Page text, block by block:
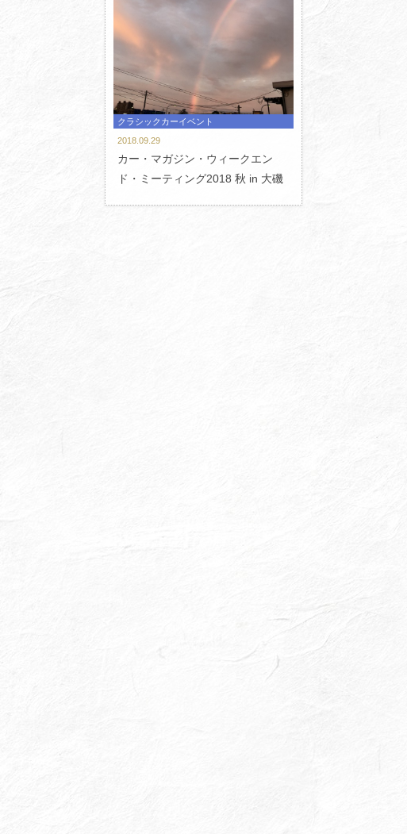
クラシックカーイベント
2018.09.29
カー・マガジン・ウィークエン
ド・ミーティング2018 秋 in 大磯